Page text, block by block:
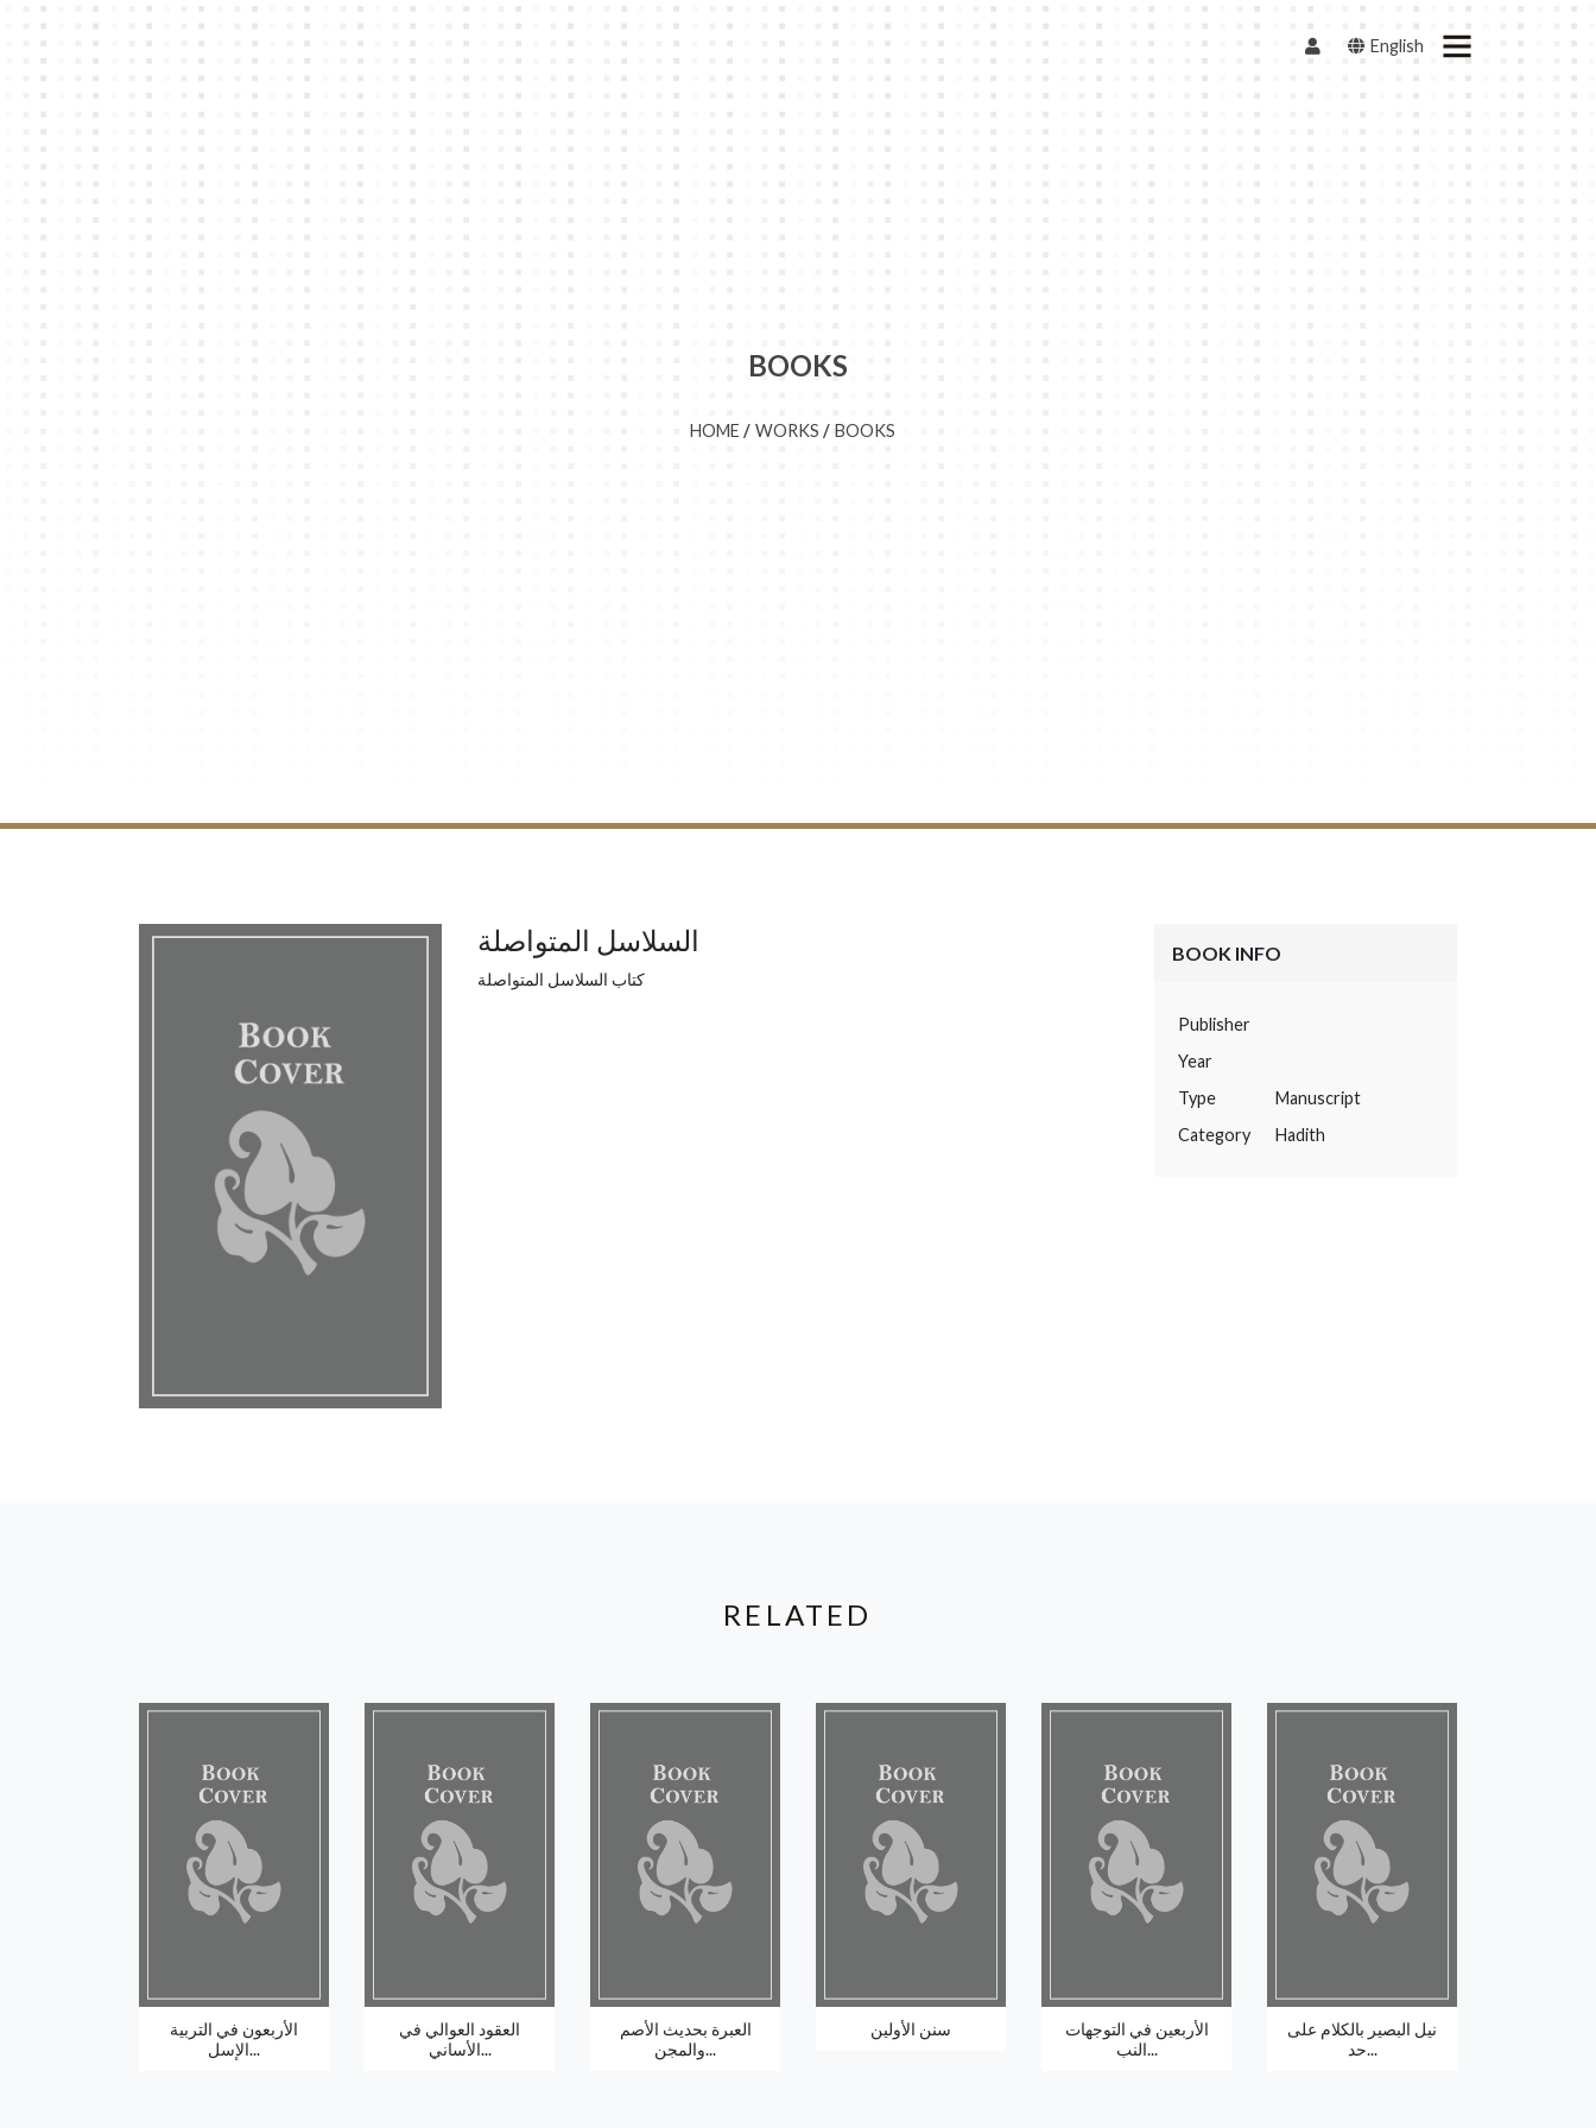
English
BOOKS
HOME WORKS BOOKS
السلاسل المتواصلة
كتاب السلاسل المتواصلة
BOOK INFO
Publisher
Year
Type
Manuscript
Category
Hadith
RELATED
الأربعون في التربية
الإسل...
العقود العوالي في
الأساني...
العبرة بحديث الأصم
والمجن...
سنن الأولين
الأربعين في التوجهات
النب...
نيل البصير بالكلام على
حد...